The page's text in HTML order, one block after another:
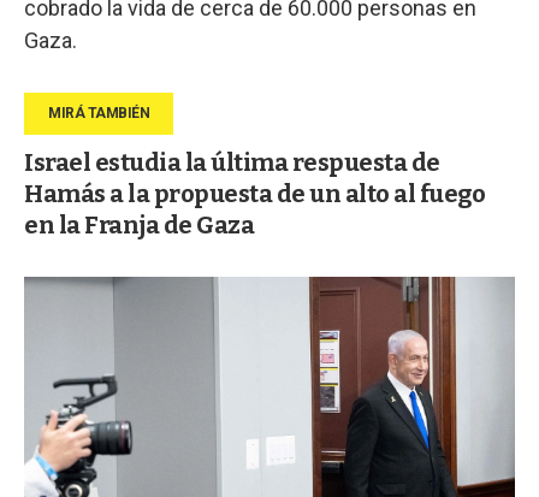
cobrado la vida de cerca de 60.000 personas en
Gaza.
Israel estudia la última respuesta de
Hamás a la propuesta de un alto al fuego
en la Franja de Gaza